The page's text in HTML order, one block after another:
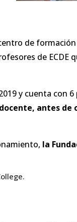
de
de ECDE
y cuenta con
antes
la